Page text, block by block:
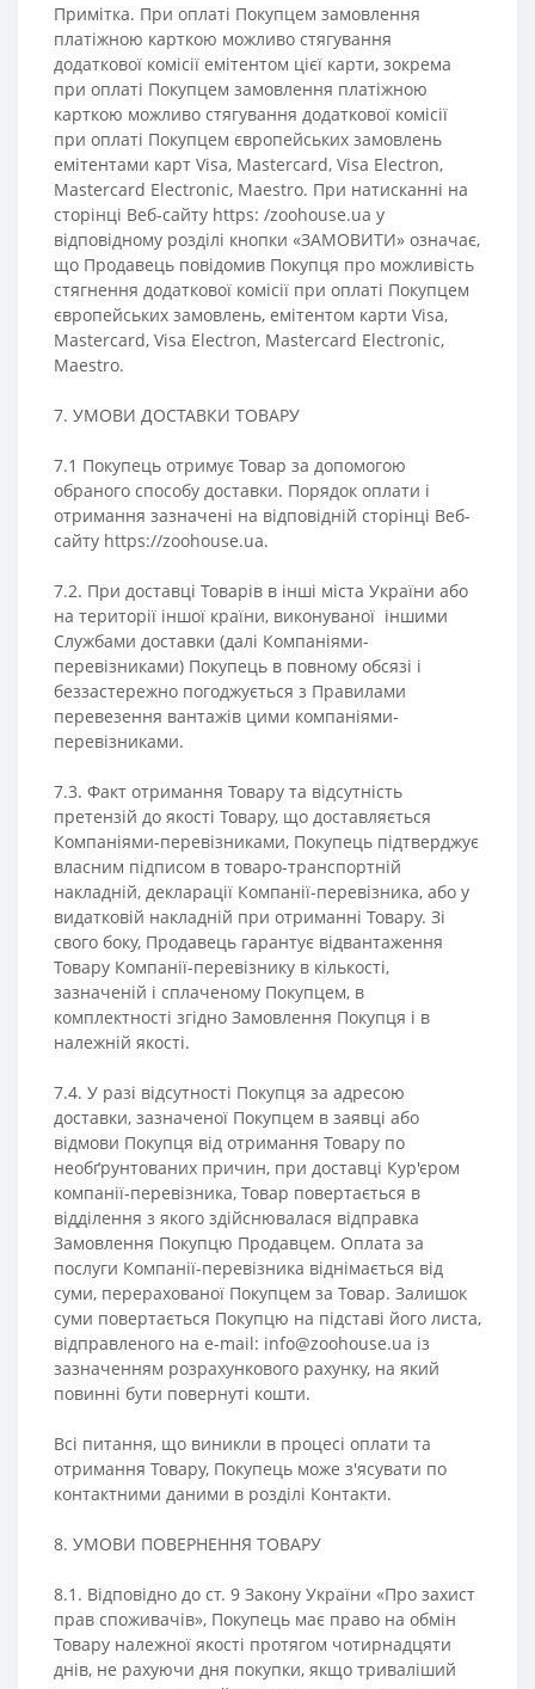
Примітка. При оплаті Покупцем замовлення
платіжною карткою можливо стягування
додаткової комісії емітентом цієї карти, зокрема
при оплаті Покупцем замовлення платіжною
карткою можливо стягування додаткової комісії
при оплаті Покупцем європейських замовлень
емітентами карт Visa, Mastercard, Visa Electron,
Mastercard Electronic, Maestro. При натисканні на
сторінці Веб-сайту https: /zoohouse.ua у
відповідному розділі кнопки «ЗАМОВИТИ» означає,
що Продавець повідомив Покупця про можливість
стягнення додаткової комісії при оплаті Покупцем
європейських замовлень, емітентом карти Visa,
Mastercard, Visa Electron, Mastercard Electronic,
Maestro.
7. УМОВИ ДОСТАВКИ ТОВАРУ
7.1 Покупець отримує Товар за допомогою
обраного способу доставки. Порядок оплати і
отримання зазначені на відповідній сторінці Веб-
сайту https://zoohouse.ua.
7.2. При доставці Товарів в інші міста України або
на території іншої країни, виконуваної іншими
Службами доставки (далі Компаніями-
перевізниками) Покупець в повному обсязі і
беззастережно погоджується з Правилами
перевезення вантажів цими компаніями-
перевізниками.
7.3. Факт отримання Товару та відсутність
претензій до якості Товару, що доставляється
Компаніями-перевізниками, Покупець підтверджує
власним підписом в товаро-транспортній
накладній, декларації Компанії-перевізника, або у
видатковій накладній при отриманні Товару. Зі
свого боку, Продавець гарантує відвантаження
Товару Компанії-перевізнику в кількості,
зазначеній і сплаченому Покупцем, в
комплектності згідно Замовлення Покупця і в
належній якості.
7.4. У разі відсутності Покупця за адресою
доставки, зазначеної Покупцем в заявці або
відмови Покупця від отримання Товару по
необґрунтованих причин, при доставці Кур'єром
компанії-перевізника, Товар повертається в
відділення з якого здійснювалася відправка
Замовлення Покупцю Продавцем. Оплата за
послуги Компанії-перевізника віднімається від
суми, перерахованої Покупцем за Товар. Залишок
суми повертається Покупцю на підставі його листа,
відправленого на e-mail: info@zoohouse.ua із
зазначенням розрахункового рахунку, на який
повинні бути повернуті кошти.
Всі питання, що виникли в процесі оплати та
отримання Товару, Покупець може з'ясувати по
контактними даними в розділі Контакти.
8. УМОВИ ПОВЕРНЕННЯ ТОВАРУ
8.1. Відповідно до ст. 9 Закону України «Про захист
прав споживачів», Покупець має право на обмін
Товару належної якості протягом чотирнадцяти
днів, не рахуючи дня покупки, якщо триваліший